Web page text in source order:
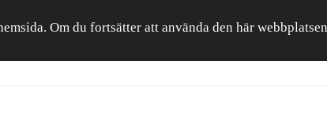
Om du fortsätter att använda den här